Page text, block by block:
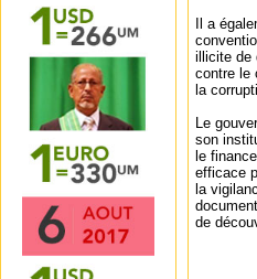
Il a
illicite de
contre le
la
Le
son
le
efficace
la
de